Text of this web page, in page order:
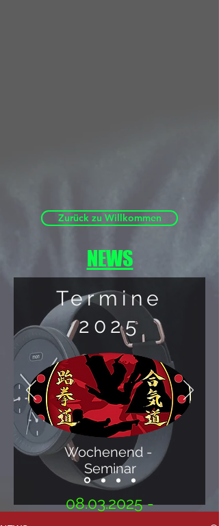
Zurück zu Willkommen
NEWS
Termine
2025
Wochenend -
Seminar
08.03.2025 -